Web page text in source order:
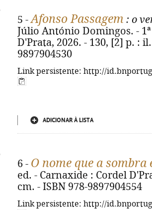
5 -Afonso Passagem : o
Júlio António Domingos. -
D'Prata, 2026. - 130, [2] p. :
9897904530
Link persistente: http://
ADICIONAR À LISTA
6 - O nome que a sombra
ed. - Carnaxide : Cordel
cm. - ISBN 978-9897904554
Link persistente: http://